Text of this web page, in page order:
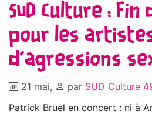
SUD Culture :
pour les
d’agressions
21 mai, par SUD Culture
Patrick Bruel en concert : ni à